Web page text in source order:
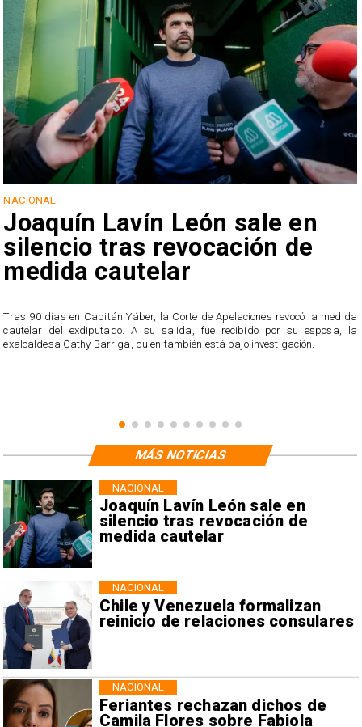
NACIONAL
Joaquín Lavín León sale en
silencio tras revocación de
medida cautelar
Tras 90 días en Capitán Yáber, la Corte de Apelaciones revocó la medida
cautelar del exdiputado. A su salida, fue recibido por su esposa, la
exalcaldesa Cathy Barriga, quien también está bajo investigación.
Joaquín Lavín León sale en
silencio tras revocación de
medida cautelar
NACIONAL
Chile y Venezuela formalizan
reinicio de relaciones consulares
NACIONAL
Feriantes rechazan dichos de
Camila Flores sobre Fabiola
NACIONAL
MÁS NOTICIAS